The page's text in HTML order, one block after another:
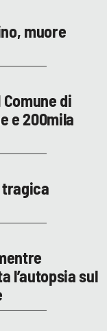
muore
di
e 200mila
tragica
l’autopsia sul